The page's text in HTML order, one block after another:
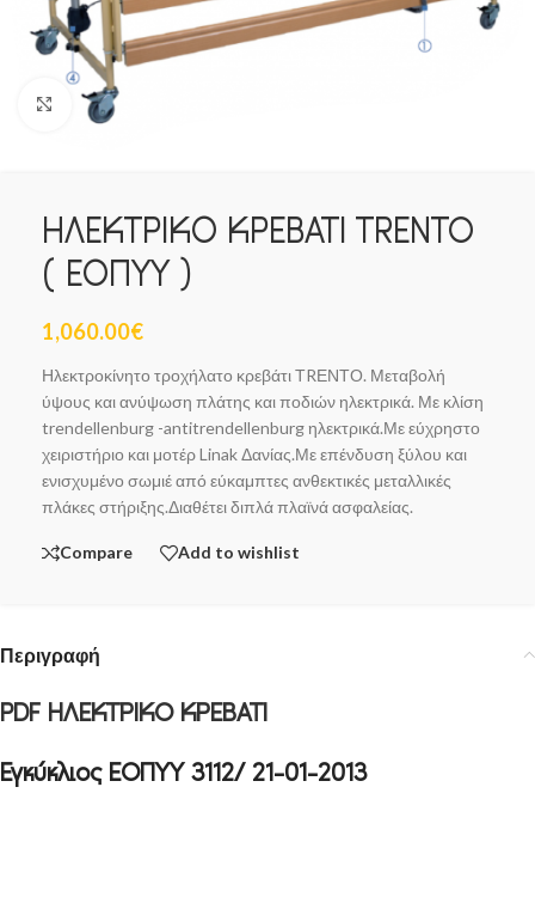
Click to enlarge
ΗΛΕΚΤΡΙΚΟ ΚΡΕΒΑΤΙ TRENTO
( ΕΟΠΥΥ )
1,060.00€
Ηλεκτροκίνητο τροχήλατο κρεβάτι ΤRΕΝΤΟ. Μεταβολή
ύψους και ανύψωση πλάτης και ποδιών ηλεκτρικά. Με κλίση
trendellenburg -antitrendellenburg ηλεκτρικά.Με εύχρηστο
χειριστήριο και μοτέρ Linak Δανίας.Με επένδυση ξύλου και
ενισχυμένο σωμιέ από εύκαμπτες ανθεκτικές μεταλλικές
πλάκες στήριξης.Διαθέτει διπλά πλαϊνά ασφαλείας.
Compare Add to wishlist
Περιγραφή
PDF ΗΛΕΚΤΡΙΚΟ ΚΡΕΒΑΤΙ
Εγκύκλιος ΕΟΠΥΥ 3112/ 21-01-2013